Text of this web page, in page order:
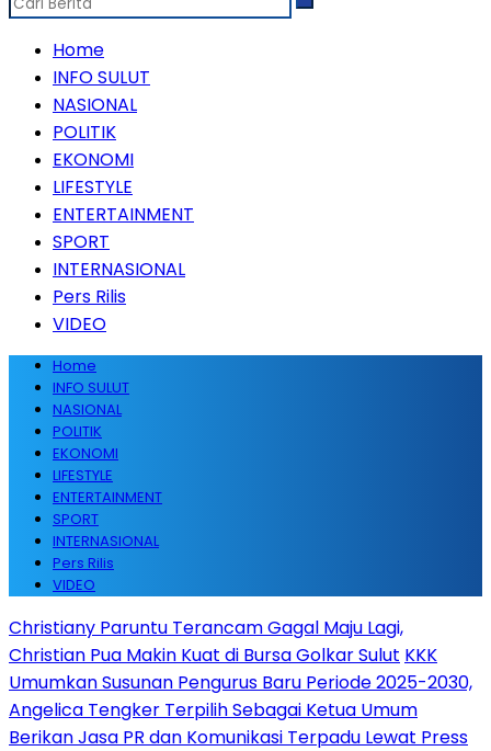
Home
INFO SULUT
NASIONAL
POLITIK
EKONOMI
LIFESTYLE
ENTERTAINMENT
SPORT
INTERNASIONAL
Pers Rilis
VIDEO
Home
INFO SULUT
NASIONAL
POLITIK
EKONOMI
LIFESTYLE
ENTERTAINMENT
SPORT
INTERNASIONAL
Pers Rilis
VIDEO
Christiany Paruntu Terancam Gagal Maju Lagi,
Christian Pua Makin Kuat di Bursa Golkar Sulut KKK
Umumkan Susunan Pengurus Baru Periode 2025-2030,
Angelica Tengker Terpilih Sebagai Ketua Umum
Berikan Jasa PR dan Komunikasi Terpadu Lewat Press